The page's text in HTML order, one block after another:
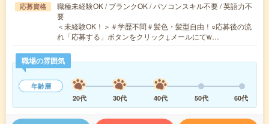
応募資格
職種未経験OK / ブランクOK / パソコンスキル不要 / 英語力不
要
＜未経験OK！＞＃学歴不問＃髪色・髪型自由！○応募後の流
れ「応募する」ボタンをクリック↓メールにてw…
職場の雰囲気
年齢層
20代
30代 40代 50代 60代